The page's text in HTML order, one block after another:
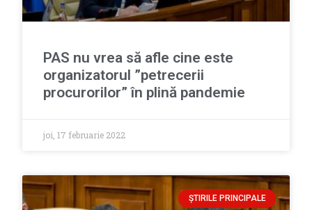
PAS nu vrea să afle cine este
organizatorul ”petrecerii
procurorilor” în plină pandemie
joi, 17 februarie 2022
ȘTIRILE PRINCIPALE